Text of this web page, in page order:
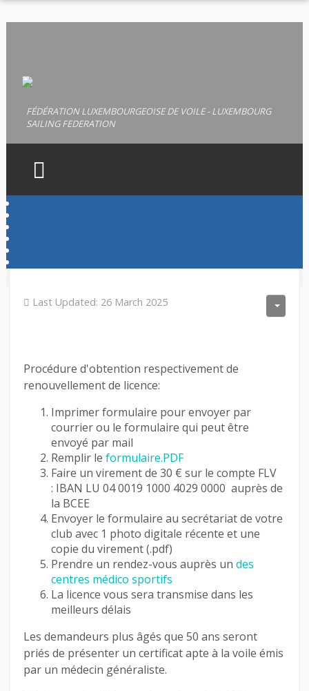
FÉDÉRATION LUXEMBOURGEOISE DE VOILE - LUXEMBOURG
SAILING FEDERATION
DOCUMENTS
LOGIN
Last Updated: 26 March 2025
Procédure d'obtention respectivement de
renouvellement de licence:
Imprimer formulaire pour envoyer par
courrier ou le formulaire qui peut être
envoyé par mail
Remplir le formulaire.PDF
Faire un virement de 30 € sur le compte FLV
: IBAN LU 04 0019 1000 4029 0000 auprès de
la BCEE
Envoyer le formulaire au secrétariat de votre
club avec 1 photo digitale récente et une
copie du virement (.pdf)
Prendre un rendez-vous auprès un des
centres médico sportifs
La licence vous sera transmise dans les
meilleurs délais
Les demandeurs plus âgés que 50 ans seront
priés de présenter un certificat apte à la voile émis
par un médecin généraliste.